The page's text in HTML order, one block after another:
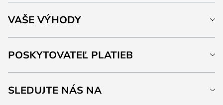
VAŠE VÝHODY
POSKYTOVATEĽ PLATIEB
SLEDUJTE NÁS NA